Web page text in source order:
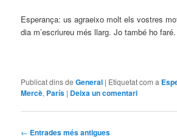
Esperança: us agraeixo molt els vostres
dia m’escriureu més llarg. Jo també ho faré.
Publicat dins de General | Etiquetat com a
Mercè, París | Deixa un comentari
Navegació per les entrades
← Entrades més antigues